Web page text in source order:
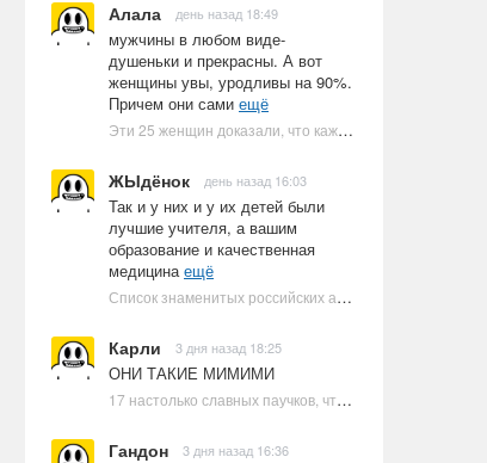
Алала день назад 18:49
мужчины в любом виде-
душеньки и прекрасны. А вот
женщины увы, уродливы на 90%.
Причем они сами ещё
Эти 25 женщин доказали, что каждое тело имеет право быть в бикини
ЖЫдёнок день назад 16:03
Так и у них и у их детей были
лучшие учителя, а вашим
образование и качественная
медицинаещё
Список знаменитых российских артистов-евреев | Ультрамарин
Карли 3 дня назад 18:25
ОНИ ТАКИЕ МИМИМИ
17 настолько славных паучков, что даже у арахнофобов появится желание их погладить
Гандон 3 дня назад 16:36